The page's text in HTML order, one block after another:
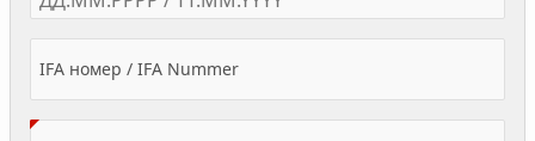
IFA номер / IFA Nummer